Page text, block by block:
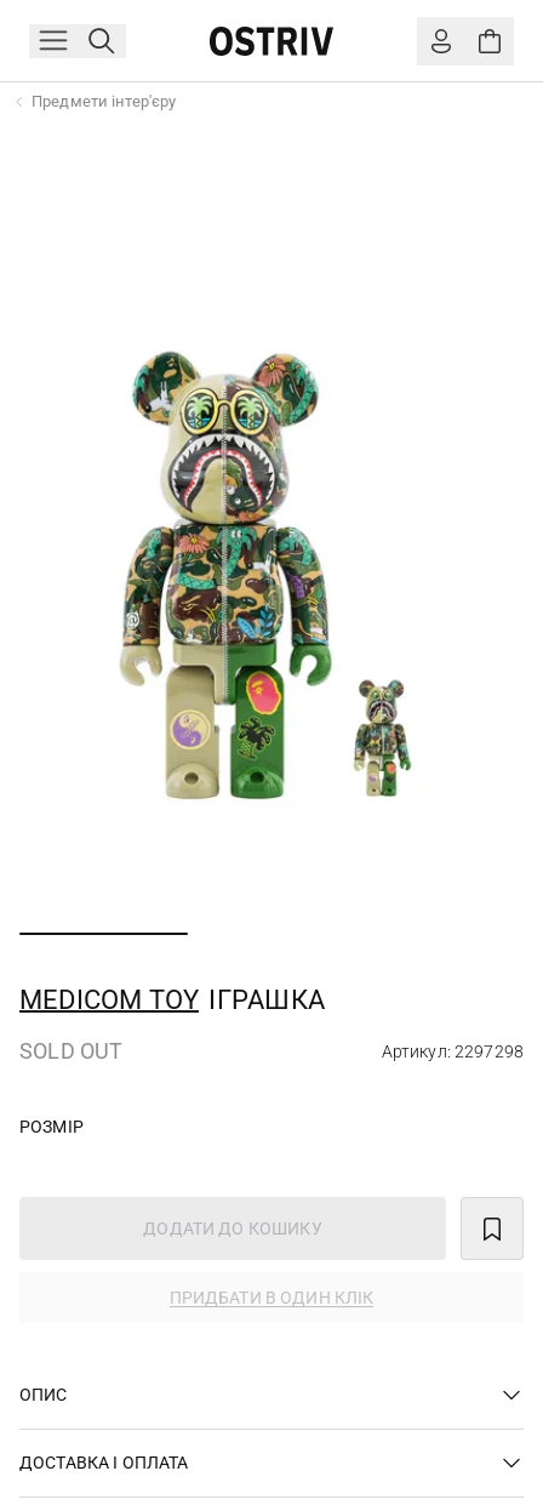
Предмети інтер'єру
MEDICOM TOY ІГРАШКА
SOLD OUT Артикул: 2297298
РОЗМІР
ДОДАТИ ДО КОШИКУ
ПРИДБАТИ В ОДИН КЛІК
ОПИС
ДОСТАВКА І ОПЛАТА